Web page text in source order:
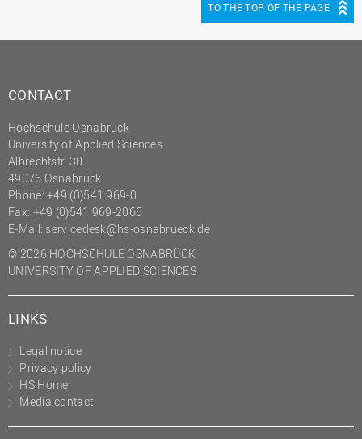
TO THE TOP OF THE PAGE
CONTACT
Hochschule Osnabrück
University of Applied Sciences
Albrechtstr. 30
49076 Osnabrück
Phone: +49 (0)541 969-0
Fax: +49 (0)541 969-2066
E-Mail: servicedesk@hs-osnabrueck.de
© 2026 HOCHSCHULE OSNABRÜCK
UNIVERSITY OF APPLIED SCIENCES
LINKS
Legal notice
Privacy policy
HS Home
Media contact